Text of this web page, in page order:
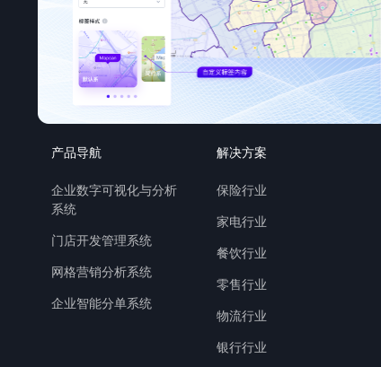
产品导航
企业数字可视化与分析
系统
门店开发管理系统
网格营销分析系统
企业智能分单系统
解决方案
保险行业
家电行业
餐饮行业
零售行业
物流行业
银行行业